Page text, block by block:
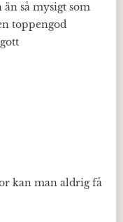
så mysigt som
toppengod
kan man aldrig få